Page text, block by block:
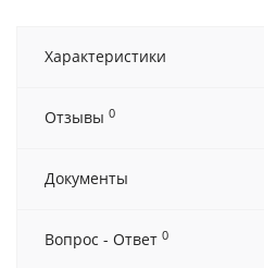
Характеристики
Отзывы 0
Документы
Вопрос - Ответ 0